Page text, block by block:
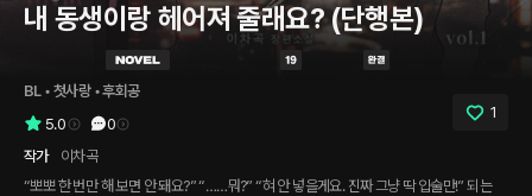
내 동생이랑 헤어져 줄래요? (단행본)
BL • 첫사랑 • 후회공
5.0
0
1
작가
이차곡
“뽀뽀 한 번만 해 보면 안 돼요?” “……뭐?” “혀 안 넣을게요. 진짜 그냥 딱 입술만!” 되는